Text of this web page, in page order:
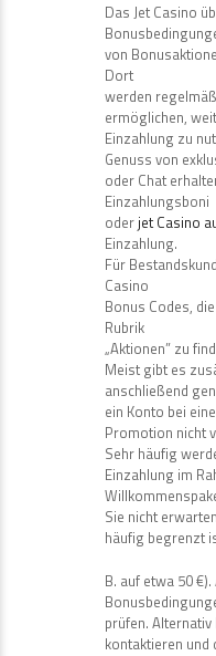
Das Jet Casino
von
Dort
werden
ermöglichen,
Einzahlung zu
Genuss von
oder Chat
Einzahlungsboni
oderjet Casino
Einzahlung.
Für
Casino
Bonus Codes,
Rubrik
„Aktionen” zu
Meist gibt es
anschließend
ein Konto bei
Promotion nicht
Sehr häufig
Einzahlung im
Sie nicht
häufig begrenzt
B. auf etwa 50
prüfen.
kontaktieren und